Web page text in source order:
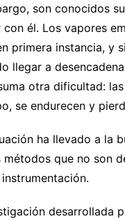
son conocidos
con él. Los vapores
primera instancia, y
llegar a
otra dificultad:
se endurecen y
ha llevado a la
métodos que no son
desarrollada